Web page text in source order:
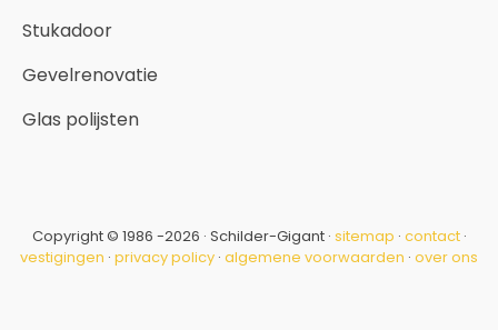
Stukadoor
Gevelrenovatie
Glas polijsten
Copyright © 1986 -2026 · Schilder-Gigant · sitemap · contact·
vestigingen · privacy policy · algemene voorwaarden · over ons